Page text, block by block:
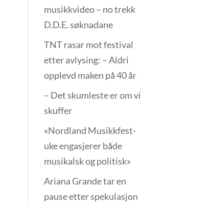
musikkvideo – no trekk
D.D.E. søknadane
TNT rasar mot festival
etter avlysing: – Aldri
opplevd maken på 40 år
– Det skumleste er om vi
skuffer
«Nordland Musikkfest­
uke engasjerer både
musikalsk og politisk»
Ariana Grande tar en
pause etter spekulasjon